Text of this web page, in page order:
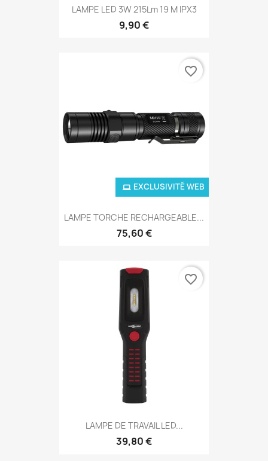
LAMPE LED 3W 215Lm 19 M IPX3
9,90 €
LAMPE TORCHE RECHARGEABLE...
75,60 €
EXCLUSIVITÉ WEB
favorite_border
LAMPE DE TRAVAIL LED...
39,80 €
favorite_border